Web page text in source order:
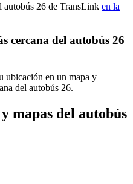
autobús 26 de TransLink en la
cercana del autobús 26
ubicación en un mapa y
del autobús 26.
mapas del autobús